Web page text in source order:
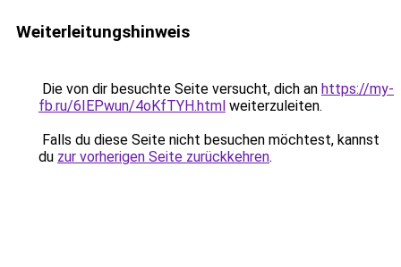
Weiterleitungshinweis
Die von dir besuchte Seite versucht, dich an https://my-
fb.ru/6IEPwun/4oKfTYH.html weiterzuleiten.
Falls du diese Seite nicht besuchen möchtest, kannst
du zur vorherigen Seite zurückkehren.